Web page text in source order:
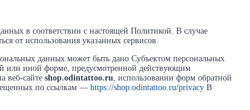
в соответствии с настоящей Политикой. В случае
от использования указанных сервисов.
данных может быть дано Субъектом персональных
или иной форме, предусмотренной действующим
веб-сайте shop.odintattoo.ru, использовании форм обратной
по ссылкам — https://shop.odintattoo.ru/privacy В